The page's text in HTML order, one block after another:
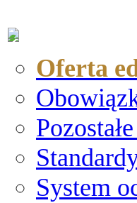
Oferta
System